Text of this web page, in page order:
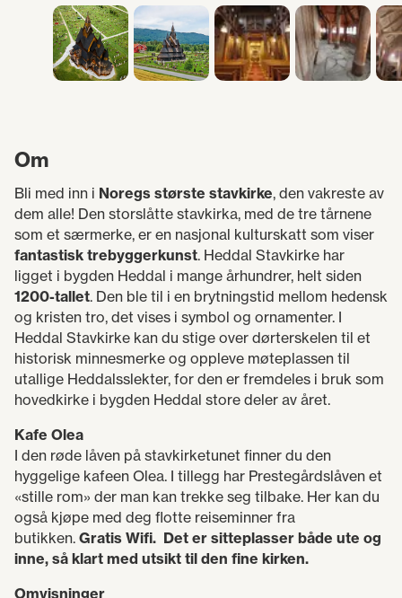
Om
Bli med inn i Noregs største stavkirke, den vakreste av
dem alle! Den storslåtte stavkirka, med de tre tårnene
som et særmerke, er en nasjonal kulturskatt som viser
fantastisk trebyggerkunst. Heddal Stavkirke har
ligget i bygden Heddal i mange århundrer, helt siden
1200-tallet. Den ble til i en brytningstid mellom hedensk
og kristen tro, det vises i symbol og ornamenter. I
Heddal Stavkirke kan du stige over dørterskelen til et
historisk minnesmerke og oppleve møteplassen til
utallige Heddalsslekter, for den er fremdeles i bruk som
hovedkirke i bygden Heddal store deler av året.
Kafe Olea
I den røde låven på stavkirketunet finner du den
hyggelige kafeen Olea. I tillegg har Prestegårdslåven et
«stille rom» der man kan trekke seg tilbake. Her kan du
også kjøpe med deg flotte reiseminner fra
butikken. Gratis Wifi. Det er sitteplasser både ute og
inne, så klart med utsikt til den fine kirken.
Omvisninger